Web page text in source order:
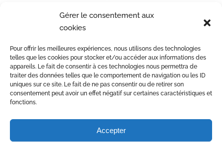
Gérer le consentement aux
cookies
Pour offrir les meilleures expériences, nous utilisons des technologies
telles que les cookies pour stocker et/ou accéder aux informations des
appareils. Le fait de consentir à ces technologies nous permettra de
traiter des données telles que le comportement de navigation ou les ID
uniques sur ce site. Le fait de ne pas consentir ou de retirer son
consentement peut avoir un effet négatif sur certaines caractéristiques et
fonctions.
Accepter
#233 – Les sédiments, ça se suit en équipe !
#232 – Sur le terrain avec l’Isère : ça bouge sous nos pieds !
07/04/2026